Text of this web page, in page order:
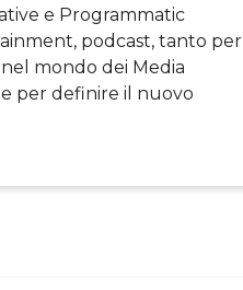
e Programmatic
podcast, tanto per
mondo dei Media
per definire il nuovo